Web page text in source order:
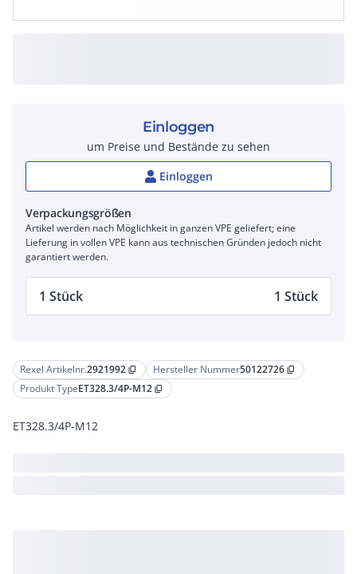
Rexel Artikelnr.2921992 content_copy Hersteller Nummer50122726 content_copy
Produkt TypeET328.3/4P-M12 content_copy
ET328.3/4P-M12
Einloggen
um Preise und Bestände zu sehen
Einloggen
Verpackungsgrößen
Artikel werden nach Möglichkeit in ganzen VPE geliefert; eine
Lieferung in vollen VPE kann aus technischen Gründen jedoch nicht
garantiert werden.
1 Stück 1 Stück